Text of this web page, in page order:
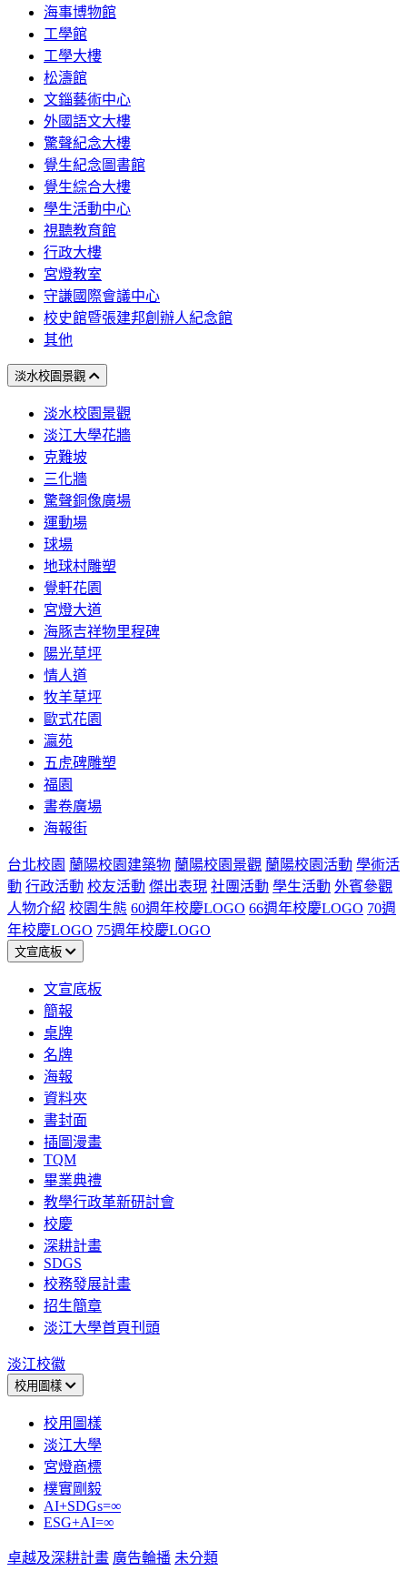
海事博物館
工學館
工學大樓
松濤館
文錙藝術中心
外國語文大樓
驚聲紀念大樓
覺生紀念圖書館
覺生綜合大樓
學生活動中心
視聽教育館
行政大樓
宮燈教室
守謙國際會議中心
校史館暨張建邦創辦人紀念館
其他
淡水校園景觀
淡水校園景觀
淡江大學花牆
克難坡
三化牆
驚聲銅像廣場
運動場
球場
地球村雕塑
覺軒花園
宮燈大道
海豚吉祥物里程碑
陽光草坪
情人道
牧羊草坪
歐式花園
瀛苑
五虎碑雕塑
福園
書卷廣場
海報街
台北校園 蘭陽校園建築物 蘭陽校園景觀 蘭陽校園活動 學術活
動 行政活動 校友活動 傑出表現 社團活動 學生活動 外賓參觀
人物介紹 校園生態 60週年校慶LOGO 66週年校慶LOGO 70週
年校慶LOGO 75週年校慶LOGO
文宣底板
文宣底板
簡報
桌牌
名牌
海報
資料夾
書封面
插圖漫畫
TQM
畢業典禮
教學行政革新研討會
校慶
深耕計畫
SDGS
校務發展計畫
招生簡章
淡江大學首頁刊頭
淡江校徽
校用圖樣
校用圖樣
淡江大學
宮燈商標
樸實剛毅
AI+SDGs=∞
ESG+AI=∞
卓越及深耕計畫 廣告輪播 未分類